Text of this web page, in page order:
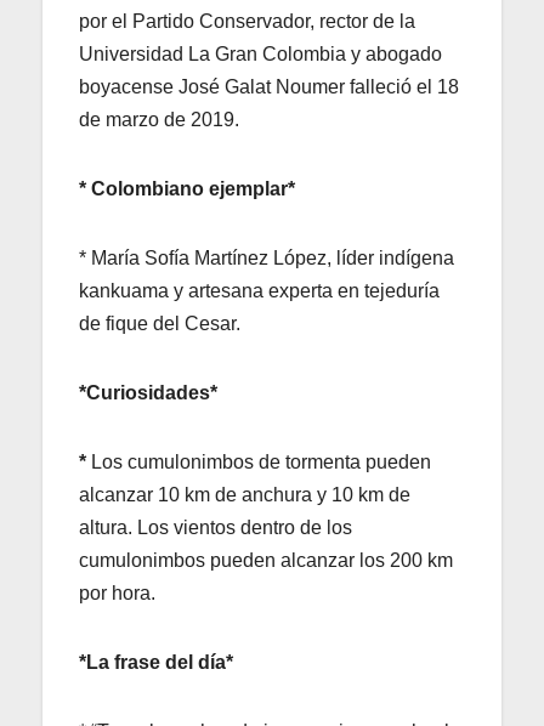
por el Partido Conservador, rector de la
Universidad La Gran Colombia y abogado
boyacense José Galat Noumer falleció el 18
de marzo de 2019.
* Colombiano ejemplar*
* María Sofía Martínez López, líder indígena
kankuama y artesana experta en tejeduría
de fique del Cesar.
*Curiosidades*
* Los cumulonimbos de tormenta pueden
alcanzar 10 km de anchura y 10 km de
altura. Los vientos dentro de los
cumulonimbos pueden alcanzar los 200 km
por hora.
*La frase del día*